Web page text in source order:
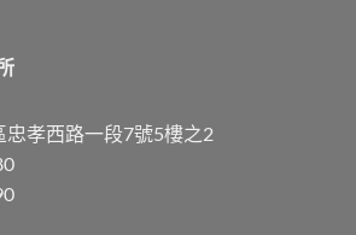
孝西路一段7號5樓之2